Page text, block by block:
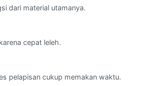
dari material utamanya.
cepat leleh.
pelapisan cukup memakan waktu.